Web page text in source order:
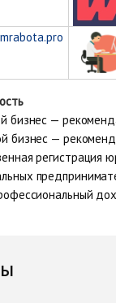
бизнес —
бизнес —
регистрация